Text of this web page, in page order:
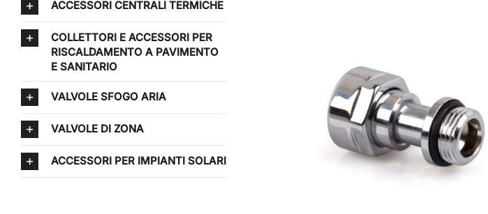
ACCESSORI CENTRALI TERMICHE
COLLETTORI E ACCESSORI PER
RISCALDAMENTO A PAVIMENTO
E SANITARIO
VALVOLE SFOGO ARIA
VALVOLE DI ZONA
ACCESSORI PER IMPIANTI SOLARI